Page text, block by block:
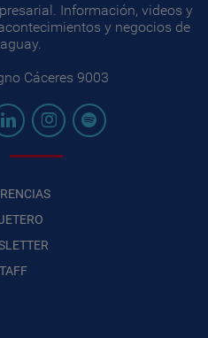
Información, videos y
y negocios de
Cáceres 9003